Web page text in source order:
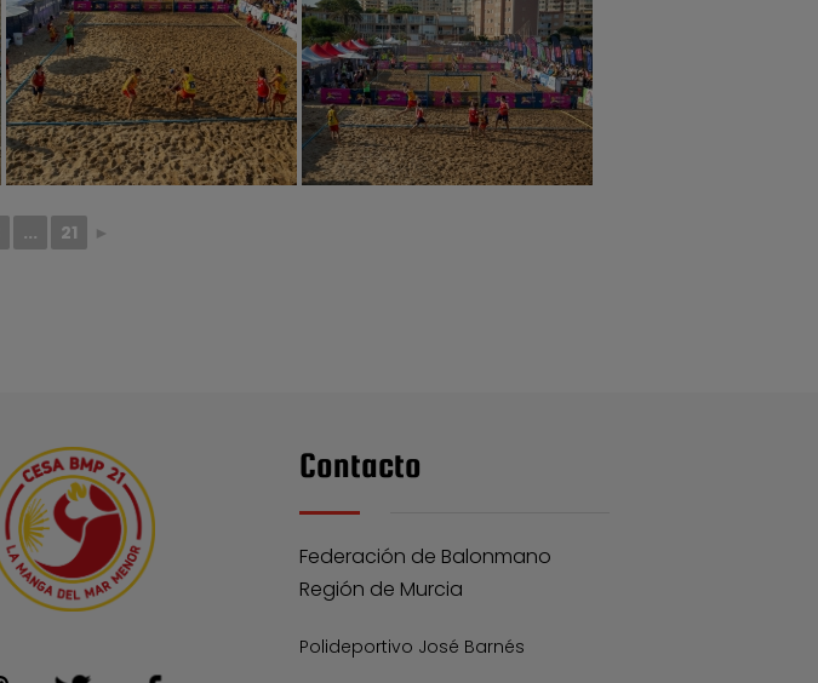
... 21 ►
Contacto
Federación de Balonmano
Región de Murcia
Polideportivo José Barnés